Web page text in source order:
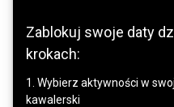
Zablokuj swoje daty
krokach:
1. Wybierz aktywności w
kawalerski